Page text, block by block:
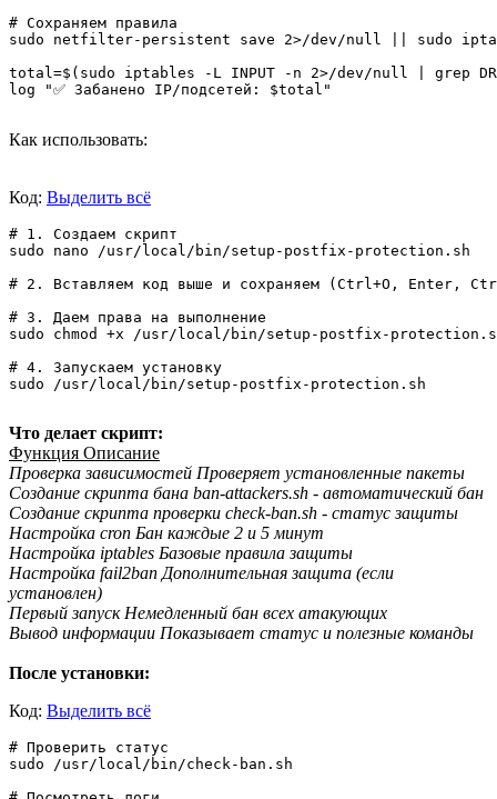
# Сохраняем правила
sudo netfilter-persistent save 2>/dev/null || sudo
total=$(sudo iptables -L INPUT -n 2>/dev/null | grep
log "✅ Забанено IP/подсетей: $total"
Как использовать:
Код: Выделить всё
# 1. Создаем скрипт
sudo nano /usr/local/bin/setup-postfix-protection.sh
# 2. Вставляем код выше и сохраняем (Ctrl+O, Enter,
# 3. Даем права на выполнение
sudo chmod +x /usr/local/bin/setup-postfix-
# 4. Запускаем установку
sudo /usr/local/bin/setup-postfix-protection.sh
Что делает скрипт:
Функция Описание
Проверка зависимостей Проверяет установленные пакеты
Создание скрипта бана ban-attackers.sh - автоматический бан
Создание скрипта проверки check-ban.sh - статус защиты
Настройка cron Бан каждые 2 и 5 минут
Настройка iptables Базовые правила защиты
Настройка fail2ban Дополнительная защита (если
установлен)
Первый запуск Немедленный бан всех атакующих
Вывод информации Показывает статус и полезные команды
После установки:
Код: Выделить всё
# Проверить статус
sudo /usr/local/bin/check-ban.sh